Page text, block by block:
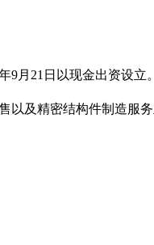
9月21日以现金出资设立。
以及精密结构件制造服